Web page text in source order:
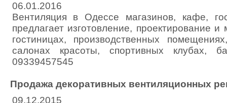
06.01.2016
Вентиляция в Одессе магазинов, кафе,
предлагает изготовление, проектирование
гостиницах, производственных
салонах красоты, спортивных клубах,
09339457545
Продажа декоративных вентиляционных
09.12.2015